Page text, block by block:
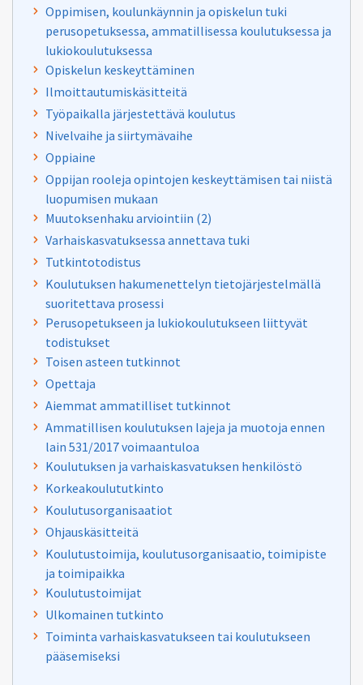
Oppimisen, koulunkäynnin ja opiskelun tuki
perusopetuksessa, ammatillisessa koulutuksessa ja
lukiokoulutuksessa
Opiskelun keskeyttäminen
Ilmoittautumiskäsitteitä
Työpaikalla järjestettävä koulutus
Nivelvaihe ja siirtymävaihe
Oppiaine
Oppijan rooleja opintojen keskeyttämisen tai niistä
luopumisen mukaan
Muutoksenhaku arviointiin (2)
Varhaiskasvatuksessa annettava tuki
Tutkintotodistus
Koulutuksen hakumenettelyn tietojärjestelmällä
suoritettava prosessi
Perusopetukseen ja lukiokoulutukseen liittyvät
todistukset
Toisen asteen tutkinnot
Opettaja
Aiemmat ammatilliset tutkinnot
Ammatillisen koulutuksen lajeja ja muotoja ennen
lain 531/2017 voimaantuloa
Koulutuksen ja varhaiskasvatuksen henkilöstö
Korkeakoulututkinto
Koulutusorganisaatiot
Ohjauskäsitteitä
Koulutustoimija, koulutusorganisaatio, toimipiste
ja toimipaikka
Koulutustoimijat
Ulkomainen tutkinto
Toiminta varhaiskasvatukseen tai koulutukseen
pääsemiseksi